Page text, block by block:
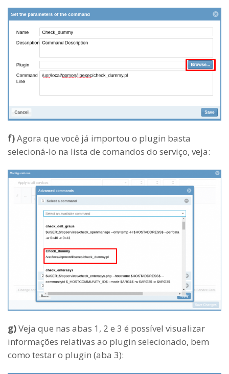
f)Agora que você já importou o plugin basta
selecioná-lo na lista de comandos do serviço, veja:
g)Veja que nas abas 1, 2 e 3 é possível visualizar
informações relativas ao plugin selecionado, bem
como testar o plugin (aba 3):